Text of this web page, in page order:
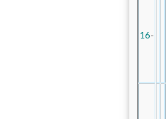
16-